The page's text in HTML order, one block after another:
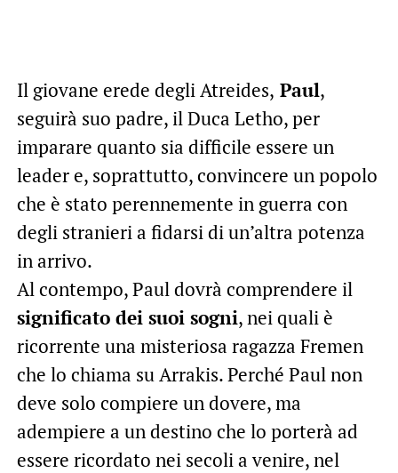
Il giovane erede degli Atreides, Paul,
seguirà suo padre, il Duca Letho, per
imparare quanto sia difficile essere un
leader e, soprattutto, convincere un popolo
che è stato perennemente in guerra con
degli stranieri a fidarsi di un’altra potenza
in arrivo.
Al contempo, Paul dovrà comprendere il
significato dei suoi sogni, nei quali è
ricorrente una misteriosa ragazza Fremen
che lo chiama su Arrakis. Perché Paul non
deve solo compiere un dovere, ma
adempiere a un destino che lo porterà ad
essere ricordato nei secoli a venire, nel